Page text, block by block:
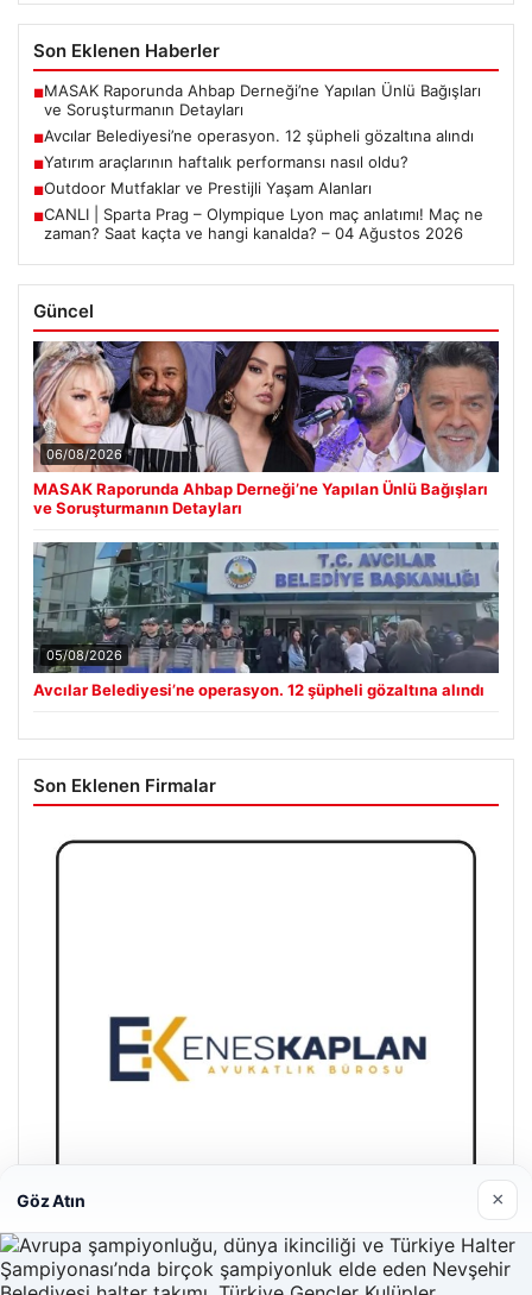
Son Eklenen Haberler
■MASAK Raporunda Ahbap Derneği’ne Yapılan Ünlü Bağışları
ve Soruşturmanın Detayları
■Avcılar Belediyesi’ne operasyon. 12 şüpheli gözaltına alındı
■Yatırım araçlarının haftalık performansı nasıl oldu?
■Outdoor Mutfaklar ve Prestijli Yaşam Alanları
■CANLI | Sparta Prag – Olympique Lyon maç anlatımı! Maç ne
zaman? Saat kaçta ve hangi kanalda? – 04 Ağustos 2026
Güncel
06/08/2026
MASAK Raporunda Ahbap Derneği’ne Yapılan Ünlü Bağışları
ve Soruşturmanın Detayları
05/08/2026
Avcılar Belediyesi’ne operasyon. 12 şüpheli gözaltına alındı
Son Eklenen Firmalar
Göz Atın ×